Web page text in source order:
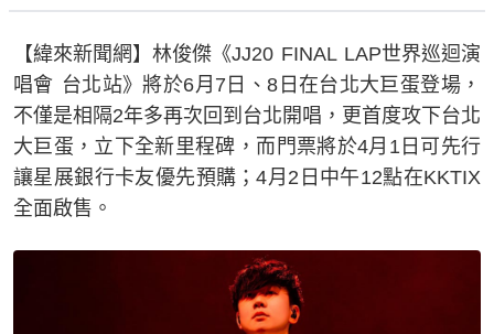
【緯來新聞網】林俊傑《JJ20 FINAL LAP世界巡迴演
唱會 台北站》將於6月7日、8日在台北大巨蛋登場，
不僅是相隔2年多再次回到台北開唱，更首度攻下台北
大巨蛋，立下全新里程碑，而門票將於4月1日可先行
讓星展銀行卡友優先預購；4月2日中午12點在KKTIX
全面啟售。